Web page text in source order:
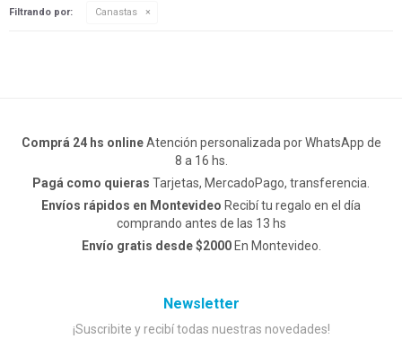
Filtrando por: Canastas
Comprá 24 hs onlineAtención personalizada por WhatsApp de
8 a 16 hs.
Pagá como quieras Tarjetas, MercadoPago, transferencia.
Envíos rápidos en Montevideo Recibí tu regalo en el día
comprando antes de las 13 hs
Envío gratis desde $2000En Montevideo.
Newsletter
¡Suscribite y recibí todas nuestras novedades!